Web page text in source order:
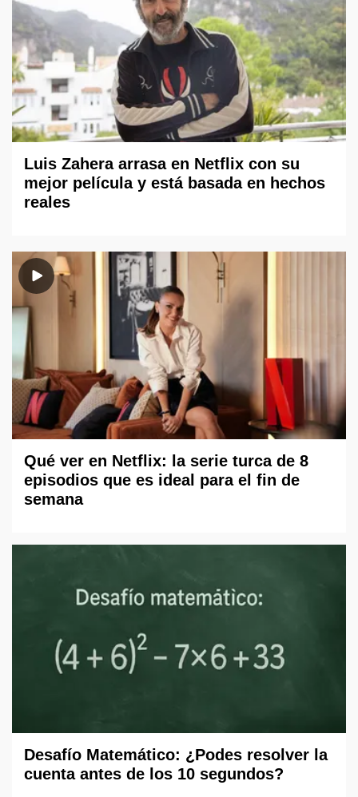
Luis Zahera arrasa en Netflix con su
mejor película y está basada en hechos
reales
Qué ver en Netflix: la serie turca de 8
episodios que es ideal para el fin de
semana
Desafío Matemático: ¿Podes resolver la
cuenta antes de los 10 segundos?